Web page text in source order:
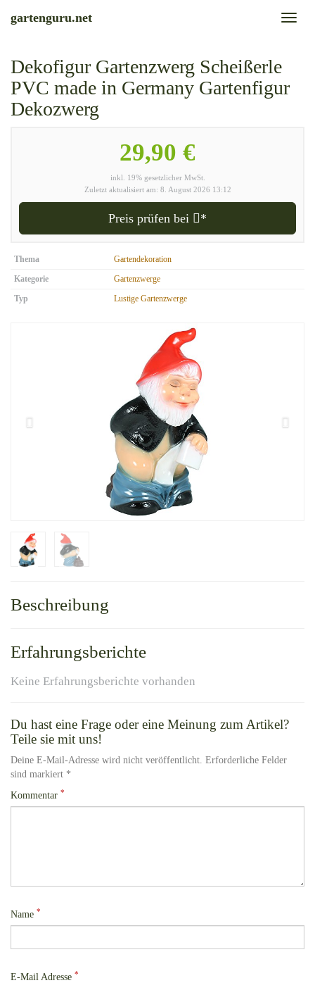
Toggle
gartenguru.net
Dekofigur Gartenzwerg Scheißerle
PVC made in Germany Gartenfigur
Dekozwerg
29,90 €
inkl. 19% gesetzlicher MwSt.
Zuletzt aktualisiert am: 8. August 2026 13:12
Preis prüfen bei *
Thema
Gartendekoration
Kategorie
Gartenzwerge
Typ
Lustige Gartenzwerge
Beschreibung
Erfahrungsberichte
Keine Erfahrungsberichte vorhanden
Du hast eine Frage oder eine Meinung zum Artikel?
Teile sie mit uns!
Deine E-Mail-Adresse wird nicht veröffentlicht. Erforderliche Felder
sind markiert *
Kommentar *
Name *
E-Mail Adresse *